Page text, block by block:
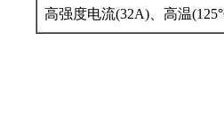
高强度电流(32A)、高温